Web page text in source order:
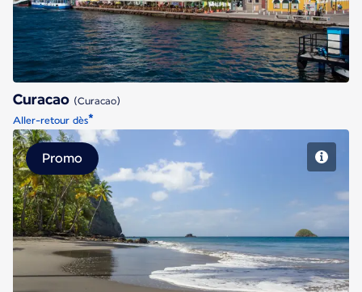
Curacao (Curacao)
Aller-retour dès*
Fort de France
Promo